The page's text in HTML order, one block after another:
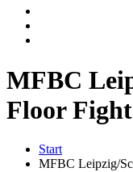
MFBC
Floor
Start
MFBC Leipzig/